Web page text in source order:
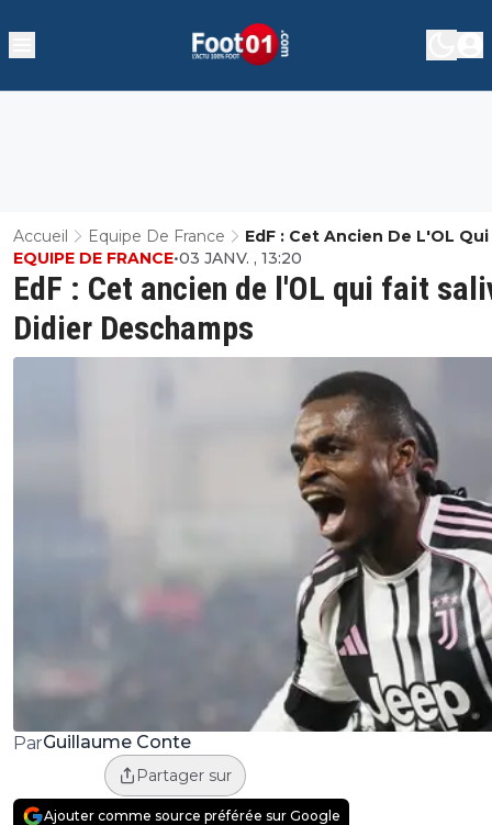
Accueil Equipe De France
EdF : Cet Ancien De L'OL
Saliver Didier Deschamps
EdF : Cet ancien de l'OL qui fait
Didier Deschamps
EQUIPE DE FRANCE•03 JANV. , 13:20
ParGuillaume Conte
Partager sur
Ajouter comme source préférée sur Google